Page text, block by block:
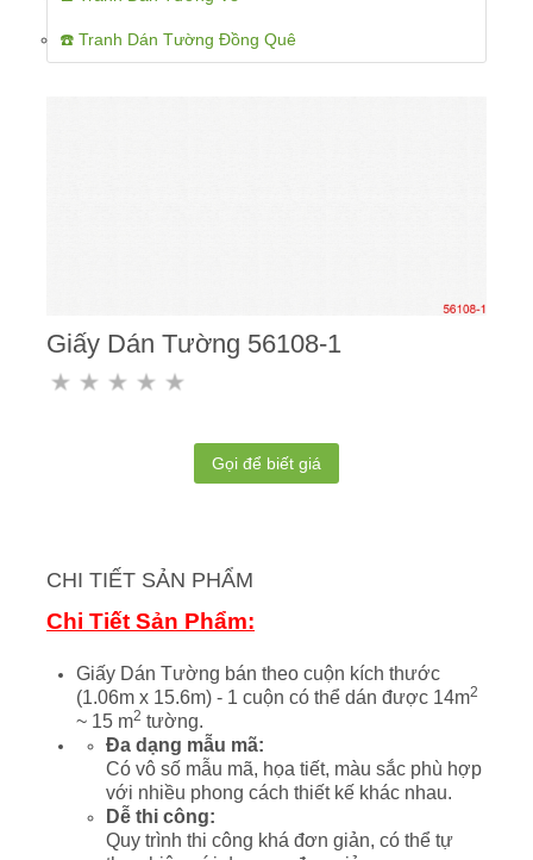
☎️ Tranh Dán Tường Đồng Quê
Giấy Dán Tường 56108-1
Gọi để biết giá
CHI TIẾT SẢN PHẨM
Chi Tiết Sản Phẩm:
Giấy Dán Tường bán theo cuộn kích thước
(1.06m x 15.6m) - 1 cuộn có thể dán được 14m2
~ 15 m2 tường.
Đa dạng mẫu mã:
Có vô số mẫu mã, họa tiết, màu sắc phù hợp
với nhiều phong cách thiết kế khác nhau.
Dễ thi công:
Quy trình thi công khá đơn giản, có thể tự